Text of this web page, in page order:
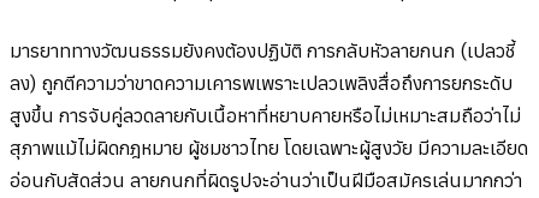
มารยาททางวัฒนธรรมยังคงต้องปฏิบัติ การกลับหัวลายกนก (เปลวชี้
ลง) ถูกตีความว่าขาดความเคารพเพราะเปลวเพลิงสื่อถึงการยกระดับ
สูงขึ้น การจับคู่ลวดลายกับเนื้อหาที่หยาบคายหรือไม่เหมาะสมถือว่าไม่
สุภาพแม้ไม่ผิดกฎหมาย ผู้ชมชาวไทย โดยเฉพาะผู้สูงวัย มีความละเอียด
อ่อนกับสัดส่วน ลายกนกที่ผิดรูปจะอ่านว่าเป็นฝีมือสมัครเล่นมากกว่า